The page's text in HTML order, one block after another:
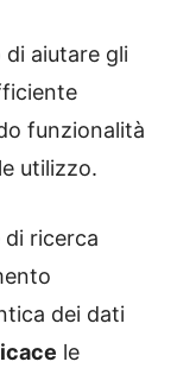
di aiutare gli
funzionalità
utilizzo.
di ricerca
dei dati
le